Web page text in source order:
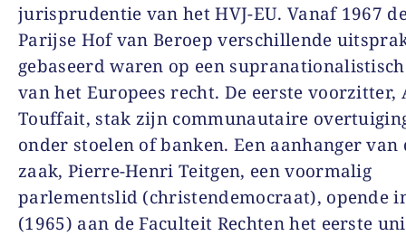
jurisprudentie van het HVJ-EU. Vanaf 1967
Parijse Hof van Beroep verschillende
gebaseerd waren op een
van het Europees recht. De eerste voorzitter,
Touffait, stak zijn communautaire
onder stoelen of banken. Een aanhanger van
zaak, Pierre-Henri Teitgen, een voormalig
parlementslid (christendemocraat), opende
(1965) aan de Faculteit Rechten het eerste